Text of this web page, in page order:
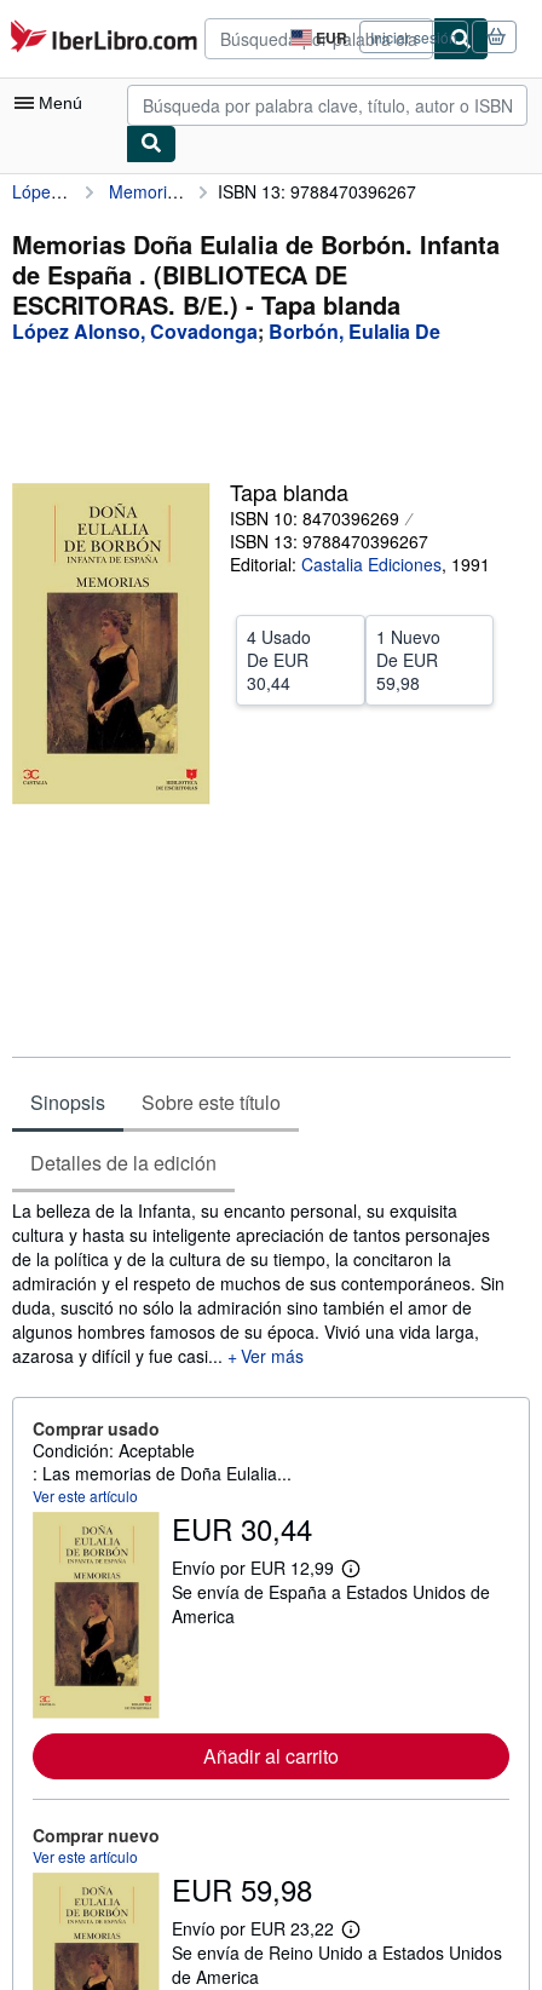
Pasar al contenido principal
IberLibro.com EUR
Preferencias
de
compra
del
Iniciar sesión
Menú
Mi cuenta
Consultar mis pedidos
Búsqueda avanzada
Colecciones
Comenzar a vender
CERRAR
López Alonso, Covadonga Memorias Doña Eulalia de Borbón. Infanta de España . (BIBLIOTECA DE ESCRITORAS. B/E.) ISBN 13: 9788470396267
Memorias Doña Eulalia de Borbón. Infanta
de España . (BIBLIOTECA DE
ESCRITORAS. B/E.) - Tapa blanda
López Alonso, Covadonga; Borbón, Eulalia De
Tapa blanda
ISBN 10: 8470396269
ISBN 13: 9788470396267
Editorial: Castalia Ediciones, 1991
4 Usado
De EUR
30,44
1 Nuevo
De EUR
59,98
Sinopsis Sobre este título
Detalles de la edición
Sinopsis
La belleza de la Infanta, su encanto personal, su exquisita
cultura y hasta su inteligente apreciación de tantos personajes
de la política y de la cultura de su tiempo, la concitaron la
admiración y el respeto de muchos de sus contemporáneos. Sin
duda, suscitó no sólo la admiración sino también el amor de
algunos hombres famosos de su época. Vivió una vida larga,
azarosa y difícil y fue casi...
Ver más
Comprar usado
Condición: Aceptable
: Las memorias de Doña Eulalia...
Ver este artículo
EUR 30,44
Envío por EUR 12,99
M
á
a
i
l
a
s
Se envía de España a Estados Unidos de
America
Añadir al carrito
Comprar nuevo
Ver este artículo
EUR 59,98
Envío por EUR 23,22
M
á
Se envía de Reino Unido a Estados Unidos
de America